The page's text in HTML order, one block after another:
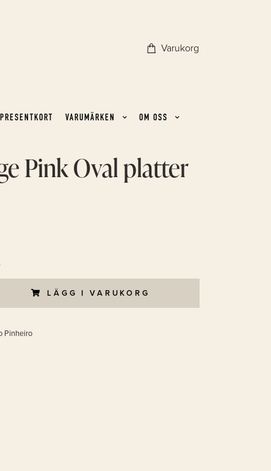
Varukorg
PRESENTKORT VARUMÄRKEN OM OSS
Pink Oval platter
LÄGG I VARUKORG
Pinheiro